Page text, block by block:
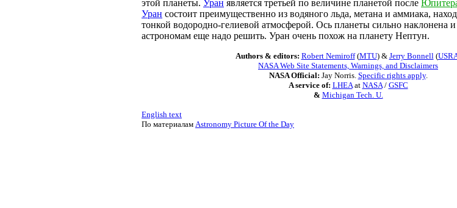
этой планеты. Уран является третьей по величине планетой после
Уран состоит преимущественно из водяного льда, метана и аммиака,
тонкой водородно-гелиевой атмосферой. Ось планеты сильно наклонена
астрономам еще надо решить. Уран очень похож на планету Нептун.
Authors & editors: Robert Nemiroff(MTU) & Jerry Bonnell(
NASA Web Site Statements, Warnings, and Disclaimers
NASA Official: Jay Norris. Specific rights apply.
A service of: LHEAat NASA/ GSFC
& Michigan Tech. U.
English text
По материалам Astronomy Picture Of the Day